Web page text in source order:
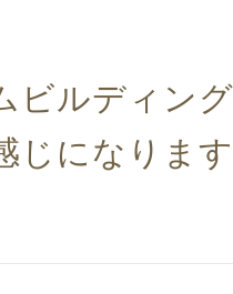
ビルディン
じになりま